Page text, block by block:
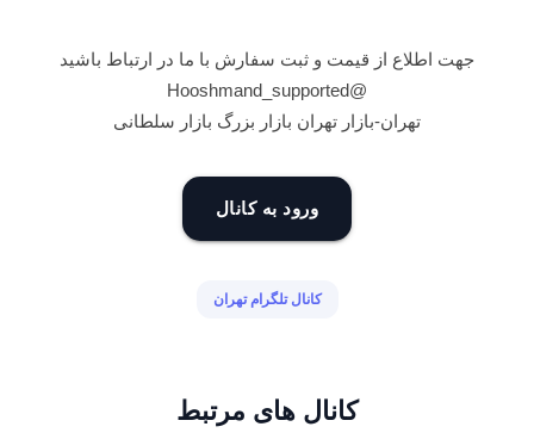
جهت اطلاع از قیمت و ثبت سفارش با ما در ارتباط باشید
@Hooshmand_supported
تهران-بازار تهران بازار بزرگ بازار سلطانی
ورود به کانال
کانال تلگرام تهران
کانال های مرتبط